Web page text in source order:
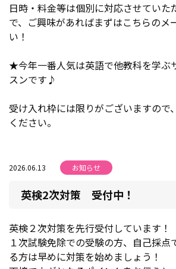
日時・料金等は個別に対応させていた
で、ご興味があればまずはこちらのメ
い！
★今年一番人気は英語で他教科を学ぶ
スンです♪
受け入れ枠には限りがございますので
ください。
2026.06.13 お知らせ
英検2次対策 受付中！
英検２次対策を先行受付しています！
１次試験免除での受験の方、自己採点
る方は早めに対策を始めましょう！